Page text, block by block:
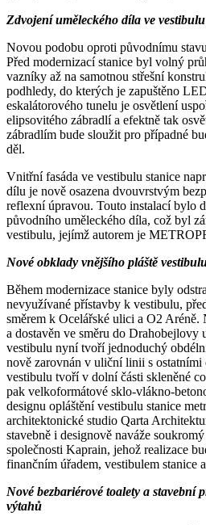
Zdvojení uměleckého díla ve vestibulu
Novou podobu oproti původnímu
Před modernizací stanice byl volný
vazníky až na samotnou střešní
podhledy, do kterých je zapuštěno
eskalátorového tunelu je osvětlení
elipsovitého zábradlí a efektně tak
zábradlím bude sloužit pro případné
děl.
Vnitřní fasáda ve vestibulu stanice
dílu je nově osazena dvouvrstvým
reflexní úpravou. Touto instalací bylo
původního uměleckého díla, což byl
vestibulu, jejímž autorem je
Nové obklady vnějšího pláště
Během modernizace stanice byly
nevyužívané přístavby k vestibulu,
směrem k Ocelářské ulici a O2
a dostavěn ve směru do
vestibulu nyní tvoří jednoduchý
nově zarovnán v uliční linii s
vestibulu tvoří v dolní části skleněné
pak velkoformátové sklo-vlákno-
designu opláštění vestibulu stanice
architektonické studio Qarta
stavebně i designově naváže
společnosti Kaprain, jehož realizace
finančním úřadem, vestibulem stanice
Nové bezbariérové toalety a stavební
výtahů